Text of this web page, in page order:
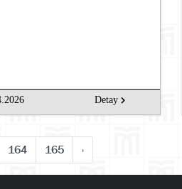
Detay
164 165 ›